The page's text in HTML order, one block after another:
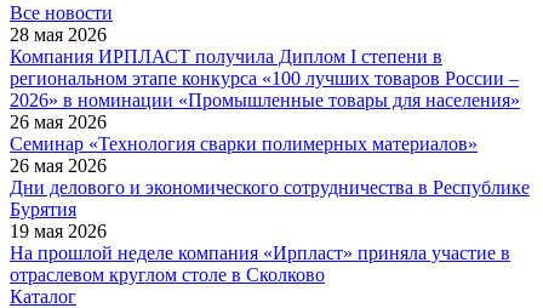
Все новости
28 мая 2026
Компания ИРПЛАСТ получила Диплом I степени в
региональном этапе конкурса «100 лучших товаров России –
2026» в номинации «Промышленные товары для населения»
26 мая 2026
Семинар «Технология сварки полимерных материалов»
26 мая 2026
Дни делового и экономического сотрудничества в Республике
Бурятия
19 мая 2026
На прошлой неделе компания «Ирпласт» приняла участие в
отраслевом круглом столе в Сколково
Каталог